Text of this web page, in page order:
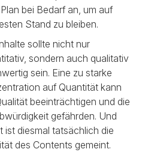
bei Bedarf an, um auf
Stand zu bleiben.
sollte nicht nur
sondern auch qualitativ
sein. Eine zu starke
auf Quantität kann
beeinträchtigen und die
gefährden. Und
ist diesmal tatsächlich die
des Contents gemeint.